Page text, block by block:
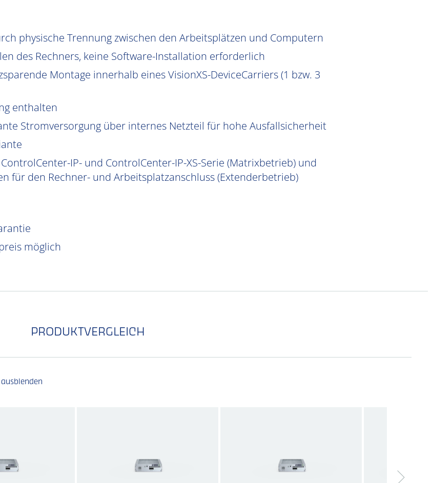
physische Trennung zwischen den Arbeitsplätzen und Computern
des Rechners, keine Software-Installation erforderlich
Montage innerhalb eines VisionXS-DeviceCarriers (1 bzw. 3
enthalten
Stromversorgung über internes Netzteil für hohe Ausfallsicherheit
IP- und ControlCenter-IP-XS-Serie (Matrixbetrieb) und
für den Rechner- und Arbeitsplatzanschluss (Extenderbetrieb)
möglich
PRODUKTVERGLEICH
ausblenden